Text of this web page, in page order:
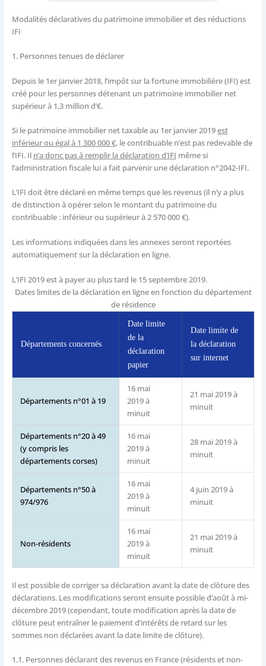
Modalités déclaratives du patrimoine immobilier et des réductions
IFI
1.Personnes tenues de déclarer
Depuis le 1er janvier 2018, l’impôt sur la fortune immobilière (IFI) est
créé pour les personnes détenant un patrimoine immobilier net
supérieur à 1,3 million d’€.
Si le patrimoine immobilier net taxable au 1er janvier 2019est
inférieur ou égal à 1 300 000 €, le contribuable n’est pas redevable de
l’IFI. Il n’a donc pas à remplir la déclaration d’IFI même si
l’administration fiscale lui a fait parvenir une déclaration n°2042-IFI.
L’IFI doit être déclaré en même temps que les revenus (il n’y a plus
de distinction à opérer selon le montant du patrimoine du
contribuable : inférieur ou supérieur à 2 570 000 €).
Les informations indiquées dans les annexes seront reportées
automatiquement sur la déclaration en ligne.
L’IFI 2019 est à payer au plus tard le 15 septembre 2019.
Dates limites de la déclaration en ligne en fonction du département
de résidence
Départements concernés
Date limite
de la
déclaration
papier
Date limite de
la déclaration
sur internet
Départements n°01 à 19
16 mai
2019 à
minuit
21 mai 2019 à
minuit
Départements n°20 à 49
(y compris les
départements corses)
16 mai
2019 à
minuit
28 mai 2019 à
minuit
Départements n°50 à
974/976
16 mai
2019 à
minuit
4 juin 2019 à
minuit
Non-résidents
16 mai
2019 à
minuit
21 mai 2019 à
minuit
Il est possible de corriger sa déclaration avant la date de clôture des
déclarations. Les modifications seront ensuite possible d’août à mi-
décembre 2019 (cependant, toute modification après la date de
clôture peut entraîner le paiement d’intérêts de retard sur les
sommes non déclarées avant la date limite de clôture).
1.1.Personnes déclarant des revenus en France (résidents et non-